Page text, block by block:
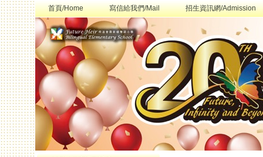
首頁/Home 寫信給我們/Mail 招生資訊網/Admission